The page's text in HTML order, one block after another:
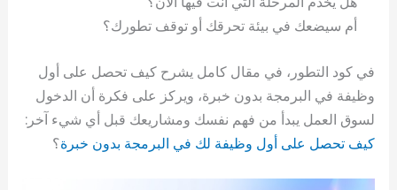
أم سيضعك في بيئة تحرقك أو توقف تطورك؟
في كود التطور، في مقال كامل يشرح كيف تحصل على أول
وظيفة في البرمجة بدون خبرة، ويركز على فكرة أن الدخول
لسوق العمل يبدأ من فهم نفسك ومشاريعك قبل أي شيء آخر:
كيف تحصل على أول وظيفة لك في البرمجة بدون خبرة؟